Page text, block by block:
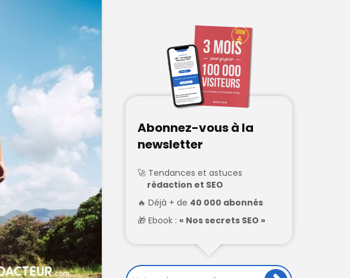
Abonnez-vous à la
newsletter
Tendances et astuces
rédaction et SEO
Déjà + de 40 000 abonnés
Ebook : « Nos secrets SEO »